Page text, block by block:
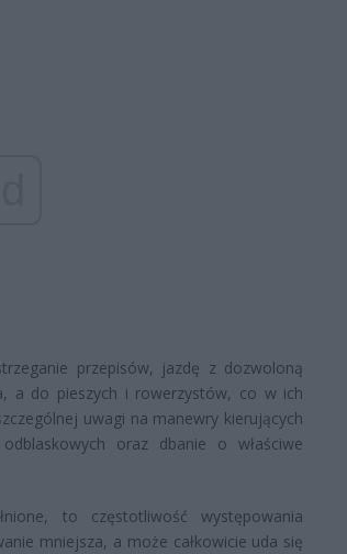
przepisów, jazdę z dozwoloną
a do pieszych i rowerzystów, co w ich
uwagi na manewry kierujących
oraz dbanie o właściwe
to częstotliwość występowania
mniejsza, a może całkowicie uda się